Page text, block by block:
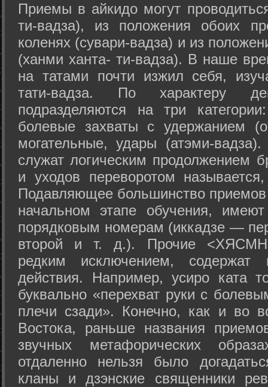
Приемы в айкидо могут
ти-вадза), из положения обоих
коленях (сувари-вадза) и из
(ханми ханта- ти-вадза). В наше
на татами почти изжил себя,
тати-вадза. По характеру
подразделяются на три
болевые захваты с удержанием
могательные, удары (атэми-
служат логическим продолжением
и уходов переворотом
Подавляющее большинство
начальном этапе обучения,
порядковым номерам (иккадзе —
второй и т. д.). Прочие
редким исключением, содержат
действия. Например, усиро ката
буквально «перехват руки с
плечи сзади». Конечно, как и во
Востока, раньше названия
звучных метафорических
отдаленно нельзя было
кланы и дзэнские священники